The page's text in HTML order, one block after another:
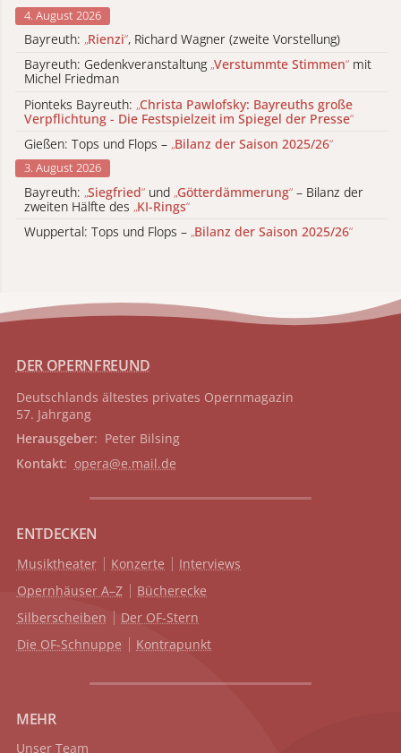
4. August 2026
Bayreuth: „Rienzi“, Richard Wagner (zweite Vorstellung)
Bayreuth: Gedenkveranstaltung „Verstummte Stimmen“ mit
Michel Friedman
Pionteks Bayreuth: „Christa Pawlofsky: Bayreuths große
Verpflichtung - Die Festspielzeit im Spiegel der Presse“
Gießen: Tops und Flops – „Bilanz der Saison 2025/26“
3. August 2026
Bayreuth: „Siegfried“ und „Götterdämmerung“ – Bilanz der
zweiten Hälfte des „KI-Rings“
Wuppertal: Tops und Flops – „Bilanz der Saison 2025/26“
DER OPERNFREUND
Deutschlands ältestes privates Opernmagazin
57. Jahrgang
Herausgeber: Peter Bilsing
Kontakt: opera@e.mail.de
ENTDECKEN
Musiktheater Konzerte
Interviews
Opernhäuser A–Z
Bücherecke
Silberscheiben
Der OF-Stern
Die OF-Schnuppe
Kontrapunkt
MEHR
Unser Team